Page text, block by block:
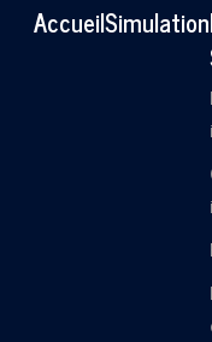
AccueilSimulation